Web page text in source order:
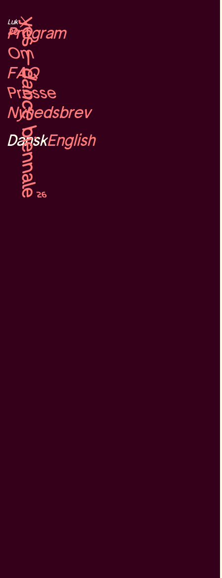
English
Program
Om
FAQ
Presse
Nyhedsbrev
DanskEnglish
Luk